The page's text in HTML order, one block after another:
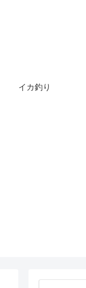
イカ釣り